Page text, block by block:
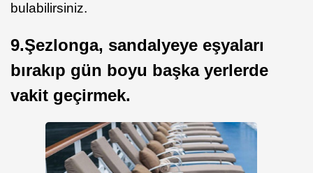
bulabilirsiniz.
9.Şezlonga, sandalyeye eşyaları
bırakıp gün boyu başka yerlerde
vakit geçirmek.